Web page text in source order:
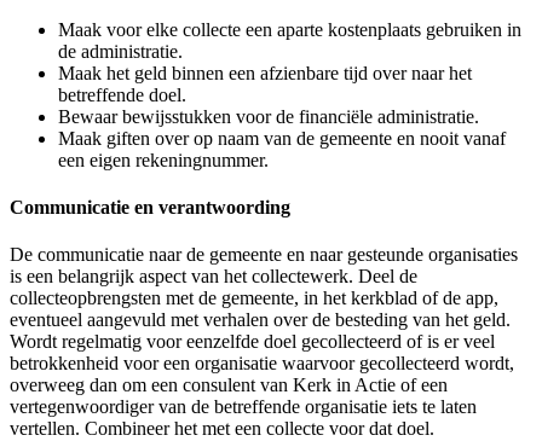
Maak voor elke collecte een aparte kostenplaats gebruiken in
de administratie.
Maak het geld binnen een afzienbare tijd over naar het
betreffende doel.
Bewaar bewijsstukken voor de financiële administratie.
Maak giften over op naam van de gemeente en nooit vanaf
een eigen rekeningnummer.
Communicatie en verantwoording
De communicatie naar de gemeente en naar gesteunde organisaties
is een belangrijk aspect van het collectewerk. Deel de
collecteopbrengsten met de gemeente, in het kerkblad of de app,
eventueel aangevuld met verhalen over de besteding van het geld.
Wordt regelmatig voor eenzelfde doel gecollecteerd of is er veel
betrokkenheid voor een organisatie waarvoor gecollecteerd wordt,
overweeg dan om een consulent van Kerk in Actie of een
vertegenwoordiger van de betreffende organisatie iets te laten
vertellen. Combineer het met een collecte voor dat doel.